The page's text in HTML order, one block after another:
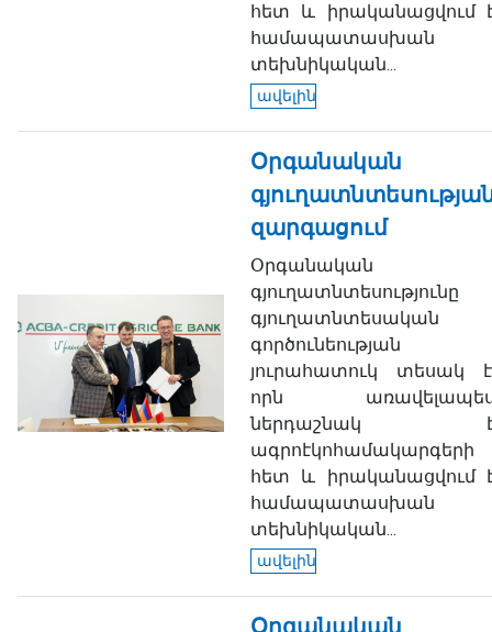
հետ և իրականացվում
համապատասխան
տեխնիկական...
ավելին
Օրգանական
զարգացում
Օրգանական
գյուղատնտեսությունը
գյուղատնտեսական
գործունեության
յուրահատուկ տեսակ
որն
ներդաշնակ
ագրոէկոհամակարգերի
հետ և իրականացվում
համապատասխան
տեխնիկական...
ավելին
Օրգանական